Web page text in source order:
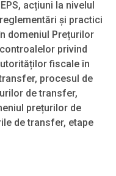
acțiuni la nivelul
și practici
domeniul Prețurilor
privind
fiscale în
procesul de
de transfer,
prețurilor de
de transfer, etape